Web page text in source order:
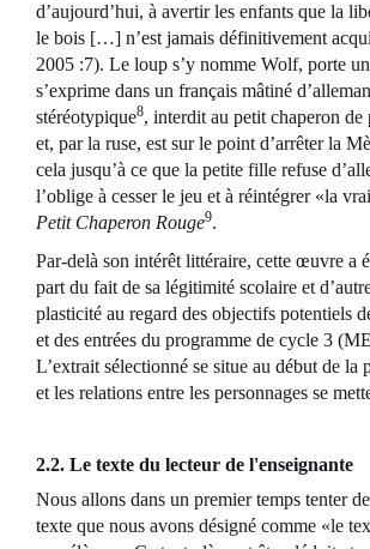
d’aujourd’hui, à avertir les enfants que la
le bois […] n’est jamais définitivement
2005 :7). Le loup s’y nomme Wolf, porte
s’exprime dans un français mâtiné
stéréotypique8, interdit au petit chaperon de
et, par la ruse, est sur le point d’arrêter la
cela jusqu’à ce que la petite fille refuse
l’oblige à cesser le jeu et à réintégrer «la
Petit Chaperon Rouge9.
Par-delà son intérêt littéraire, cette œuvre a
part du fait de sa légitimité scolaire et
plasticité au regard des objectifs potentiels
et des entrées du programme de cycle 3
L’extrait sélectionné se situe au début de la
et les relations entre les personnages se
2.2. Le texte du lecteur de l'enseignante
Nous allons dans un premier temps tenter
texte que nous avons désigné comme «le